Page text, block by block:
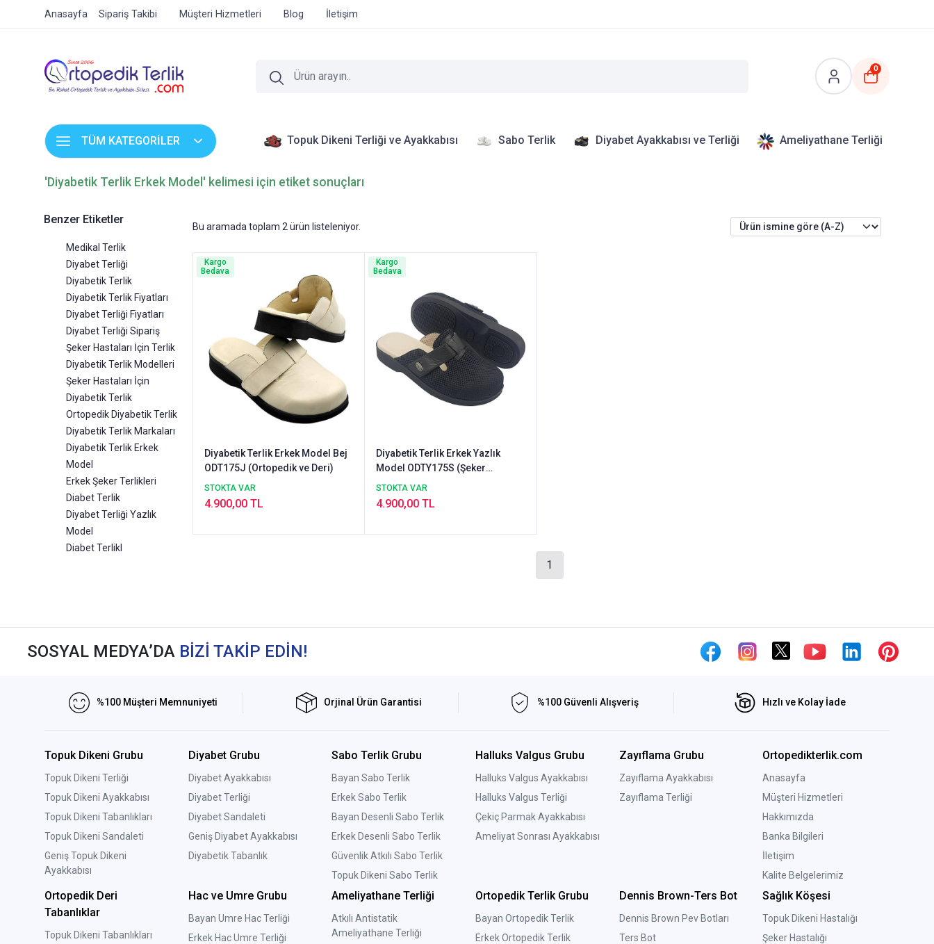
Anasayfa Sipariş Takibi Müşteri Hizmetleri Blog İletişim
0
TÜM KATEGORİLER Topuk Dikeni Terliği ve Ayakkabısı Sabo Terlik Diyabet Ayakkabısı ve Terliği Ameliyathane Terliği
'Diyabetik Terlik Erkek Model' kelimesi için etiket sonuçları
Benzer Etiketler
Medikal Terlik
Diyabet Terliği
Diyabetik Terlik
Diyabetik Terlik Fiyatları
Diyabet Terliği Fiyatları
Diyabet Terliği Sipariş
Şeker Hastaları İçin Terlik
Diyabetik Terlik Modelleri
Şeker Hastaları İçin
Diyabetik Terlik
Ortopedik Diyabetik Terlik
Diyabetik Terlik Markaları
Diyabetik Terlik Erkek
Model
Erkek Şeker Terlikleri
Diabet Terlik
Diyabet Terliği Yazlık
Model
Diabet Terlikl
Bu aramada toplam 2 ürün listeleniyor.
Diyabetik Terlik Erkek Model Bej
ODT175J (Ortopedik ve Deri)
STOKTA VAR
4.900,00 TL
Kargo
Bedava
Diyabetik Terlik Erkek Yazlık
Model ODTY175S (Şeker
Hastalarına Özel)
STOKTA VAR
4.900,00 TL
Kargo
Bedava
1
SOSYAL MEDYA’DA BİZİ TAKİP EDİN!
%100 Müşteri Memnuniyeti Orjinal Ürün Garantisi %100 Güvenli Alışveriş Hızlı ve Kolay İade
Topuk Dikeni Grubu
Topuk Dikeni Terliği
Topuk Dikeni Ayakkabısı
Topuk Dikeni Tabanlıkları
Topuk Dikeni Sandaleti
Geniş Topuk Dikeni
Ayakkabısı
Diyabet Grubu
Diyabet Ayakkabısı
Diyabet Terliği
Diyabet Sandaleti
Geniş Diyabet Ayakkabısı
Diyabetik Tabanlık
Sabo Terlik Grubu
Bayan Sabo Terlik
Erkek Sabo Terlik
Bayan Desenli Sabo Terlik
Erkek Desenli Sabo Terlik
Güvenlik Atkılı Sabo Terlik
Topuk Dikeni Sabo Terlik
Halluks Valgus Grubu
Halluks Valgus Ayakkabısı
Halluks Valgus Terliği
Çekiç Parmak Ayakkabısı
Ameliyat Sonrası Ayakkabısı
Zayıflama Grubu
Zayıflama Ayakkabısı
Zayıflama Terliği
Ortopedikterlik.com
Anasayfa
Müşteri Hizmetleri
Hakkımızda
Banka Bilgileri
İletişim
Kalite Belgelerimiz
Ortopedik Deri
Tabanlıklar
Topuk Dikeni Tabanlıkları
Hac ve Umre Grubu
Bayan Umre Hac Terliği
Erkek Hac Umre Terliği
Ameliyathane Terliği
Atkılı Antistatik
Ameliyathane Terliği
Ortopedik Terlik Grubu
Bayan Ortopedik Terlik
Erkek Ortopedik Terlik
Dennis Brown-Ters Bot
Dennis Brown Pev Botları
Ters Bot
Sağlık Köşesi
Topuk Dikeni Hastalığı
Şeker Hastalığı